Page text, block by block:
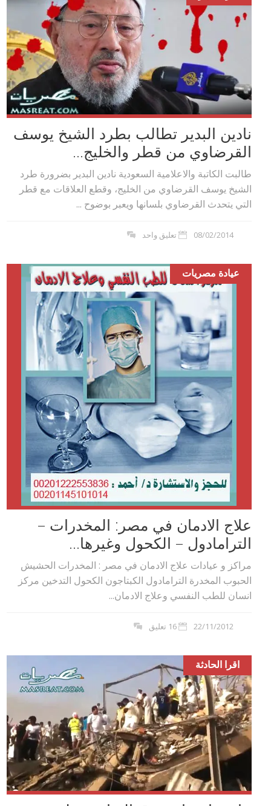
نادين البدير تطالب بطرد الشيخ يوسف
القرضاوي من قطر والخليج...
طالبت الكاتبة والاعلامية السعودية نادين البدير بضرورة طرد
الشيخ يوسف القرضاوي من الخليج، وقطع العلاقات مع قطر
التي يتحدث القرضاوي بلسانها ويعبر بوضوح ...
08/02/2014 تعليق واحد
عيادة مصريات
علاج الادمان في مصر: المخدرات –
الترامادول – الكحول وغيرها...
مراكز و عيادات علاج الادمان في مصر : المخدرات الحشيش
الحبوب المخدرة الترامادول الكبتاجون الكحول التدخين مركز
انسان للطب النفسي وعلاج الادمان...
22/11/2012 16 تعليق
اقرا الحادثة